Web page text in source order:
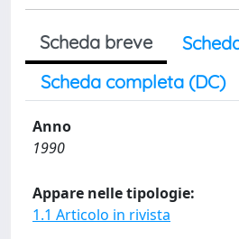
Scheda breve
Scheda completa (DC)
Anno
1990
Appare nelle tipologie:
1.1 Articolo in rivista